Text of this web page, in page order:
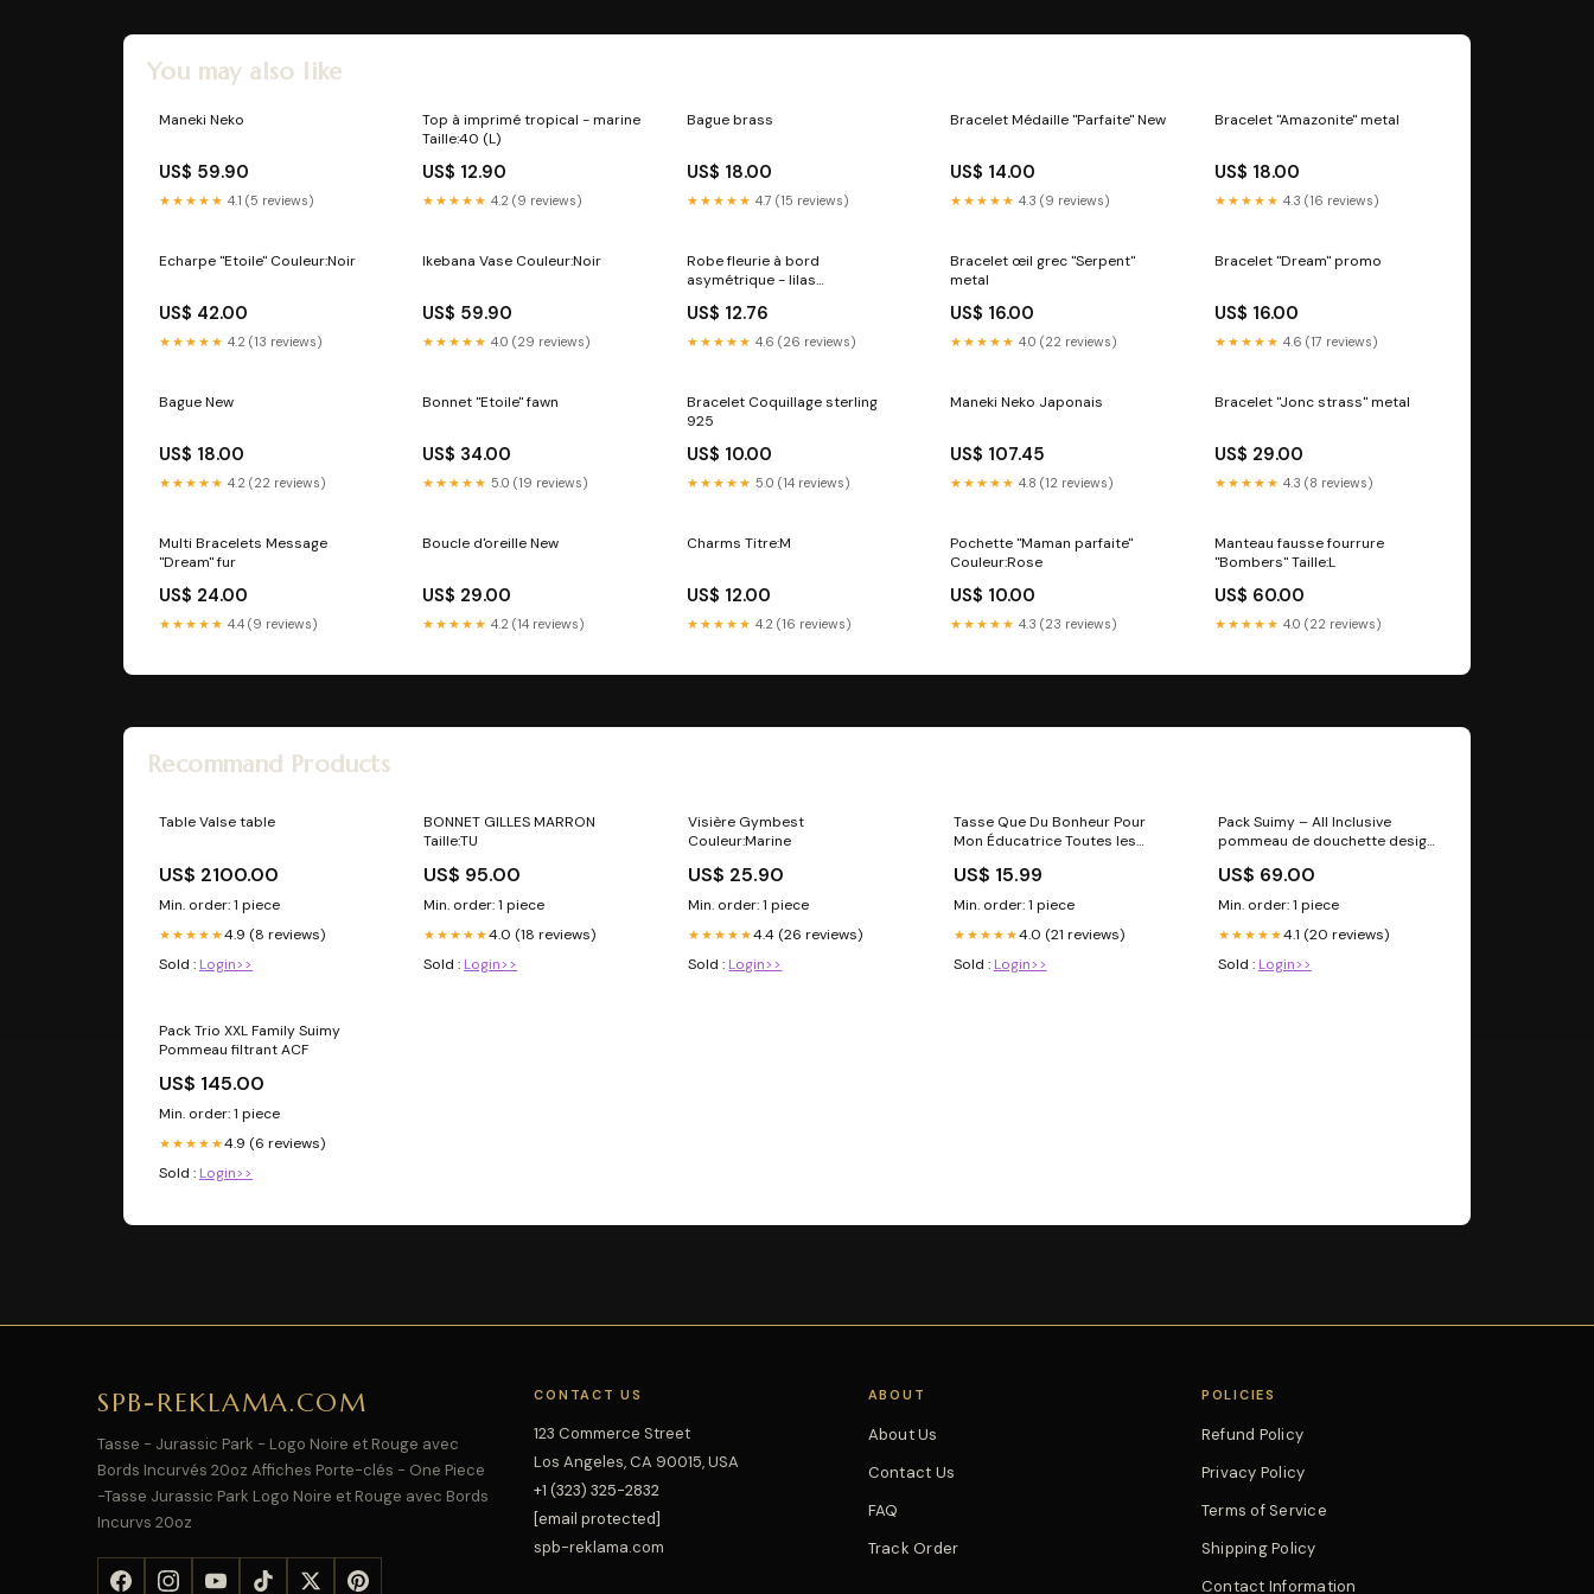
You may also like
Maneki Neko
US$ 59.90
★★★★★ 4.1 (5 reviews)
Top à imprimé tropical - marine
Taille:40 (L)
US$ 12.90
★★★★★ 4.2 (9 reviews)
Bague brass
US$ 18.00
★★★★★ 4.7 (15 reviews)
Bracelet Médaille "Parfaite" New
US$ 14.00
★★★★★ 4.3 (9 reviews)
Bracelet "Amazonite" metal
US$ 18.00
★★★★★ 4.3 (16 reviews)
Echarpe "Etoile" Couleur:Noir
US$ 42.00
★★★★★ 4.2 (13 reviews)
Ikebana Vase Couleur:Noir
US$ 59.90
★★★★★ 4.0 (29 reviews)
Robe fleurie à bord
asymétrique - lilas
US$ 12.76
★★★★★ 4.6 (26 reviews)
Bracelet œil grec "Serpent"
metal
US$ 16.00
★★★★★ 4.0 (22 reviews)
Bracelet "Dream" promo
US$ 16.00
★★★★★ 4.6 (17 reviews)
Bague New
US$ 18.00
★★★★★ 4.2 (22 reviews)
Bonnet "Etoile" fawn
US$ 34.00
★★★★★ 5.0 (19 reviews)
Bracelet Coquillage sterling
925
US$ 10.00
★★★★★ 5.0 (14 reviews)
Maneki Neko Japonais
US$ 107.45
★★★★★ 4.8 (12 reviews)
Bracelet "Jonc strass" metal
US$ 29.00
★★★★★ 4.3 (8 reviews)
Multi Bracelets Message
"Dream" fur
US$ 24.00
★★★★★ 4.4 (9 reviews)
Boucle d'oreille New
US$ 29.00
★★★★★ 4.2 (14 reviews)
Charms Titre:M
US$ 12.00
★★★★★ 4.2 (16 reviews)
Pochette "Maman parfaite"
Couleur:Rose
US$ 10.00
★★★★★ 4.3 (23 reviews)
Manteau fausse fourrure
"Bombers" Taille:L
US$ 60.00
★★★★★ 4.0 (22 reviews)
Recommand Products
Table Valse table
US$ 2100.00
Min. order: 1 piece
★★★★★4.9 (8 reviews)
Sold : Login>>
BONNET GILLES MARRON
Taille:TU
US$ 95.00
Min. order: 1 piece
★★★★★4.0 (18 reviews)
Sold : Login>>
Visière Gymbest
Couleur:Marine
US$ 25.90
Min. order: 1 piece
★★★★★4.4 (26 reviews)
Sold : Login>>
Tasse Que Du Bonheur Pour
Mon Éducatrice Toutes les
US$ 15.99
Min. order: 1 piece
★★★★★4.0 (21 reviews)
Sold : Login>>
Pack Suimy – All Inclusive
pommeau de douchette design
US$ 69.00
Min. order: 1 piece
★★★★★4.1 (20 reviews)
Sold : Login>>
Pack Trio XXL Family Suimy
Pommeau filtrant ACF
US$ 145.00
Min. order: 1 piece
★★★★★4.9 (6 reviews)
Sold : Login>>
SPB-REKLAMA.COM
Tasse - Jurassic Park - Logo Noire et Rouge avec
Bords Incurvés 20oz Affiches Porte-clés - One Piece
-Tasse Jurassic Park Logo Noire et Rouge avec Bords
Incurvs 20oz
CONTACT US
123 Commerce Street
Los Angeles, CA 90015, USA
+1 (323) 325-2832
[email protected]
spb-reklama.com
ABOUT
About Us
Contact Us
FAQ
Track Order
POLICIES
Refund Policy
Privacy Policy
Terms of Service
Shipping Policy
Contact Information